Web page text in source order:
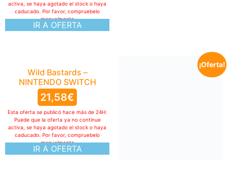
IR A OFERTA
activa, se haya agotado el stock o haya
caducado. Por favor, compruebelo
manualmente
Wild Bastards –
NINTENDO SWITCH
21,58€
IR A OFERTA
Esta oferta se publicó hace más de 24H:
Puede que la oferta ya no continue
activa, se haya agotado el stock o haya
caducado. Por favor, compruebelo
manualmente
¡Oferta!